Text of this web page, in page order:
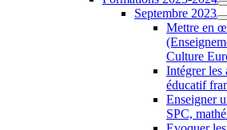
Septembre 2023
Mettre en
Culture
Intégrer les
éducatif
Enseigner
SPC,